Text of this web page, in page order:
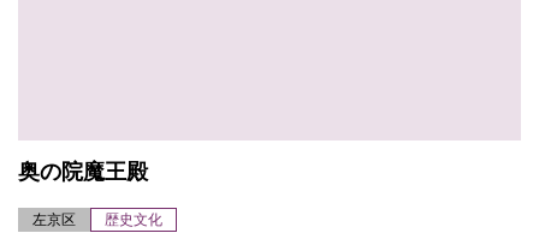
奥の院魔王殿
左京区 歴史文化